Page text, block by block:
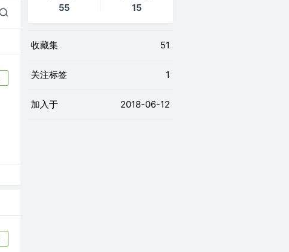
55
15
收藏集 51
关注标签 1
加入于 2018-06-12